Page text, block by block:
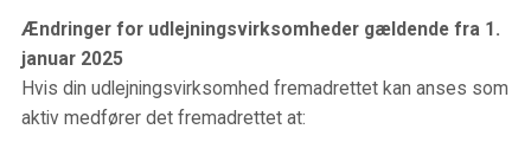
Ændringer for udlejningsvirksomheder gældende fra 1.
januar 2025
Hvis din udlejningsvirksomhed fremadrettet kan anses som
aktiv medfører det fremadrettet at: